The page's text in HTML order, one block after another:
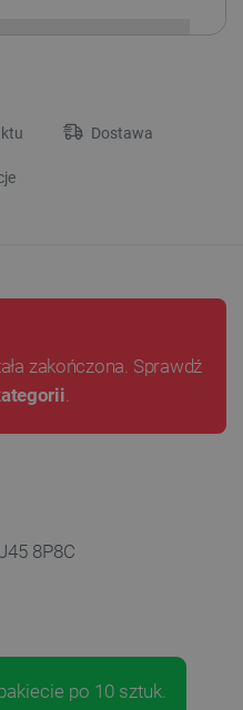
Dostawa
zakończona. Sprawdź
.
8P8C
po 10 sztuk.